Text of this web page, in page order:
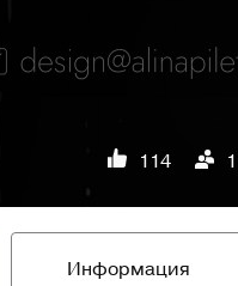
114
Информация